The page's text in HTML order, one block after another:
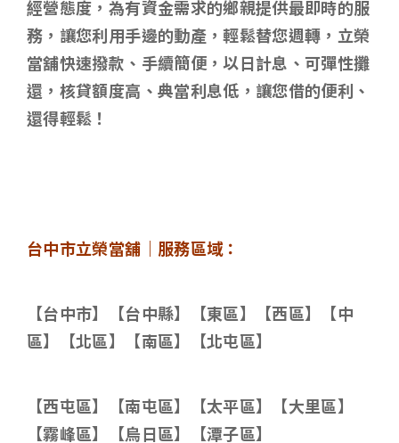
經營態度，為有資金需求的鄉親提供最即時的服
務，讓您利用手邊的動產，輕鬆替您週轉，立榮
當舖快速撥款、手續簡便，以日計息、可彈性攤
還，核貸額度高、典當利息低，讓您借的便利、
還得輕鬆！
台中市立榮當舖｜服務區域：
【台中市】【台中縣】【東區】【西區】【中
區】【北區】【南區】【北屯區】
【西屯區】【南屯區】【太平區】【大里區】
【霧峰區】【烏日區】【潭子區】